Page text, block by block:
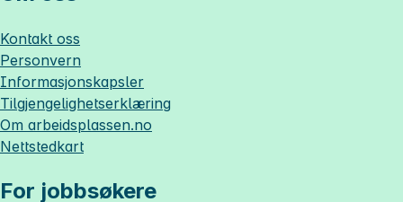
Kontakt oss
Personvern
Informasjonskapsler
Tilgjengelighetserklæring
Om arbeidsplassen.no
Nettstedkart
For jobbsøkere